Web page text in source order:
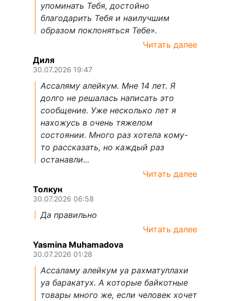
упоминать Тебя, достойно
благодарить Тебя и наилучшим
образом поклоняться Тебе».
Читать далее
Диля
30.07.2026 19:47
Ассаляму алейкум. Мне 14 лет. Я
долго не решалась написать это
сообщение. Уже несколько лет я
нахожусь в очень тяжелом
состоянии. Много раз хотела кому-
то рассказать, но каждый раз
останавли...
Читать далее
Толкун
30.07.2026 06:58
Да правильно
Читать далее
Yasmina Muhamadova
30.07.2026 01:28
Ассаламу алейкум уа рахматуллахи
уа баракатух. А которые байкотные
товары много же, если человек хочет